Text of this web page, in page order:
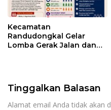
Kecamatan
Randudongkal Gelar
Lomba Gerak Jalan dan
Tinggalkan Balasan
Alamat email Anda tidak akan